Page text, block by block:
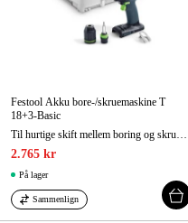
Festool Akku bore-/skruemaskine T
18+3-Basic
Til hurtige skift mellem boring og skruning
2.765 kr
På lager
Sammenlign